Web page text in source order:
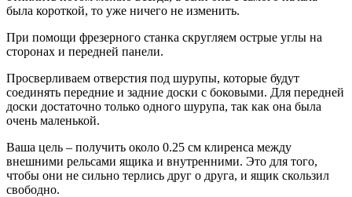
была короткой, то уже ничего не изменить.
При помощи фрезерного станка скругляем острые углы на
сторонах и передней панели.
Просверливаем отверстия под шурупы, которые будут
соединять передние и задние доски с боковыми. Для передней
доски достаточно только одного шурупа, так как она была
очень маленькой.
Ваша цель – получить около 0.25 см клиренса между
внешними рельсами ящика и внутренними. Это для того,
чтобы они не сильно терлись друг о друга, и ящик скользил
свободно.